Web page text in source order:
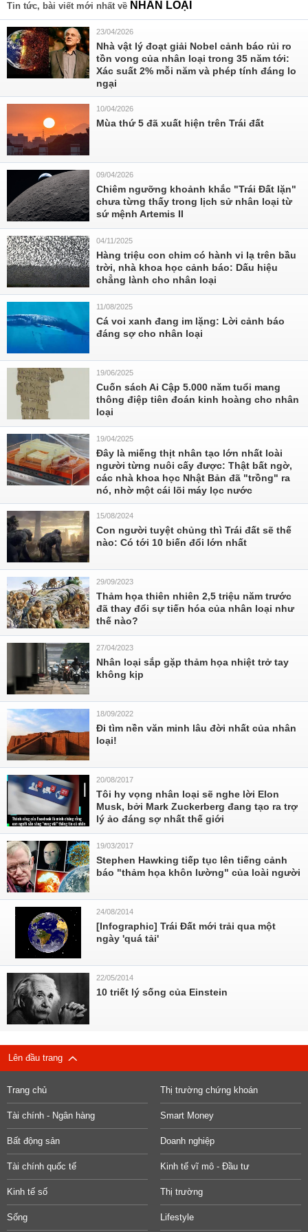
Tin tức, bài viết mới nhất về NHÂN LOẠI
23/04/2026
Nhà vật lý đoạt giải Nobel cảnh báo rủi ro
tồn vong của nhân loại trong 35 năm tới:
Xác suất 2% mỗi năm và phép tính đáng lo
ngại
10/04/2026
Mùa thứ 5 đã xuất hiện trên Trái đất
09/04/2026
Chiêm ngưỡng khoảnh khắc "Trái Đất lặn"
chưa từng thấy trong lịch sử nhân loại từ
sứ mệnh Artemis II
04/11/2025
Hàng triệu con chim có hành vi lạ trên bầu
trời, nhà khoa học cảnh báo: Dấu hiệu
chẳng lành cho nhân loại
11/08/2025
Cá voi xanh đang im lặng: Lời cảnh báo
đáng sợ cho nhân loại
19/06/2025
Cuốn sách Ai Cập 5.000 năm tuổi mang
thông điệp tiên đoán kinh hoàng cho nhân
loại
19/04/2025
Đây là miếng thịt nhân tạo lớn nhất loài
người từng nuôi cấy được: Thật bất ngờ,
các nhà khoa học Nhật Bản đã "trồng" ra
nó, nhờ một cái lõi máy lọc nước
15/08/2024
Con người tuyệt chủng thì Trái đất sẽ thế
nào: Có tới 10 biến đổi lớn nhất
29/09/2023
Thảm họa thiên nhiên 2,5 triệu năm trước
đã thay đổi sự tiến hóa của nhân loại như
thế nào?
27/04/2023
Nhân loại sắp gặp thảm họa nhiệt trở tay
không kịp
18/09/2022
Đi tìm nền văn minh lâu đời nhất của nhân
loại!
20/08/2017
Tôi hy vọng nhân loại sẽ nghe lời Elon
Musk, bởi Mark Zuckerberg đang tạo ra trợ
lý ảo đáng sợ nhất thế giới
19/03/2017
Stephen Hawking tiếp tục lên tiếng cảnh
báo "thảm họa khôn lường" của loài người
24/08/2014
[Infographic] Trái Đất mới trải qua một
ngày 'quá tải'
22/05/2014
10 triết lý sống của Einstein
Lên đầu trang
Trang chủ Thị trường chứng khoán
Tài chính - Ngân hàng Smart Money
Bất động sản Doanh nghiệp
Tài chính quốc tế Kinh tế vĩ mô - Đầu tư
Kinh tế số Thị trường
Sống Lifestyle